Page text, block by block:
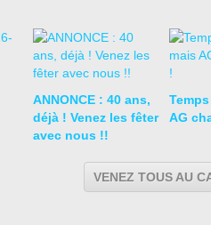
ANNONCE : 40 ans,
déjà ! Venez les fêter
avec nous !!
AG
VENEZ TOUS AU